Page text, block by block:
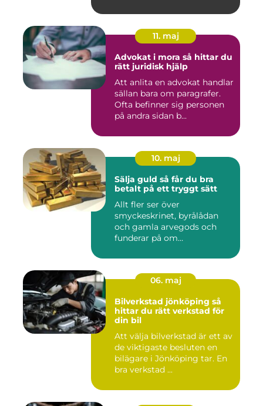
11. maj
Advokat i mora så hittar du
rätt juridisk hjälp
Att anlita en advokat handlar
sällan bara om paragrafer.
Ofta befinner sig personen
på andra sidan b...
10. maj
Sälja guld så får du bra
betalt på ett tryggt sätt
Allt fler ser över
smyckeskrinet, byrålådan
och gamla arvegods och
funderar på om
06. maj
Bilverkstad jönköping så
hittar du rätt verkstad för
din bil
Att välja bilverkstad är ett av
de viktigaste besluten en
bilägare i Jönköping tar. En
bra verkstad ...